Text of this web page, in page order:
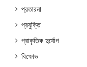
প্রতারনা
প্রযুক্তি
প্রাকৃতিক দুর্যোগ
বিক্ষোভ